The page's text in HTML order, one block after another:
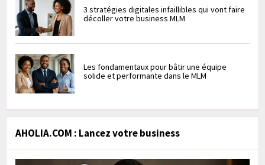
3 stratégies digitales infaillibles qui vont faire
décoller votre business MLM
Les fondamentaux pour bâtir une équipe
solide et performante dans le MLM
AHOLIA.COM : Lancez votre business